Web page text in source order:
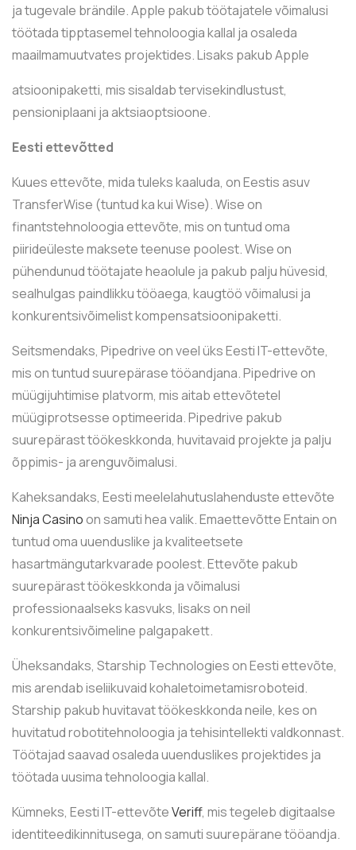
ja tugevale brändile. Apple pakub töötajatele võimalusi
töötada tipptasemel tehnoloogia kallal ja osaleda
maailmamuutvates projektides. Lisaks pakub Apple
atsioonipaketti, mis sisaldab tervisekindlustust,
pensioniplaani ja aktsiaoptsioone.
Eesti ettevõtted
Kuues ettevõte, mida tuleks kaaluda, on Eestis asuv
TransferWise (tuntud ka kui Wise). Wise on
finantstehnoloogia ettevõte, mis on tuntud oma
piirideüleste maksete teenuse poolest. Wise on
pühendunud töötajate heaolule ja pakub palju hüvesid,
sealhulgas paindlikku tööaega, kaugtöö võimalusi ja
konkurentsivõimelist kompensatsioonipaketti.
Seitsmendaks, Pipedrive on veel üks Eesti IT-ettevõte,
mis on tuntud suurepärase tööandjana. Pipedrive on
müügijuhtimise platvorm, mis aitab ettevõtetel
müügiprotsesse optimeerida. Pipedrive pakub
suurepärast töökeskkonda, huvitavaid projekte ja palju
õppimis- ja arenguvõimalusi.
Kaheksandaks, Eesti meelelahutuslahenduste ettevõte
Ninja Casinoon samuti hea valik. Emaettevõtte Entain on
tuntud oma uuenduslike ja kvaliteetsete
hasartmängutarkvarade poolest. Ettevõte pakub
suurepärast töökeskkonda ja võimalusi
professionaalseks kasvuks, lisaks on neil
konkurentsivõimeline palgapakett.
Üheksandaks, Starship Technologies on Eesti ettevõte,
mis arendab iseliikuvaid kohaletoimetamisroboteid.
Starship pakub huvitavat töökeskkonda neile, kes on
huvitatud robotitehnoloogia ja tehisintellekti valdkonnast.
Töötajad saavad osaleda uuenduslikes projektides ja
töötada uusima tehnoloogia kallal.
Kümneks, Eesti IT-ettevõteVeriff, mis tegeleb digitaalse
identiteedikinnitusega, on samuti suurepärane tööandja.